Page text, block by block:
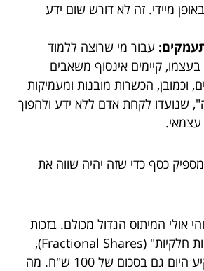
מיידי. זה לא דורש שום ידע
עבור מי שרוצה ללמוד
קיימים אינסוף משאבים
וכמובן, הכשרות מובנות ומעמיקות
שנועדו לקחת אדם ללא ידע ולהפוך
לי מספיק כסף כדי שזה יהיה שווה את
אולי המיתוס הגדול מכולם. בזכות
טכנולוגיות כמו "מניות חלקיות" (Fractional Shares),
ניתן להתחיל להשקיע היום גם בסכום של 100 ש"ח. מה